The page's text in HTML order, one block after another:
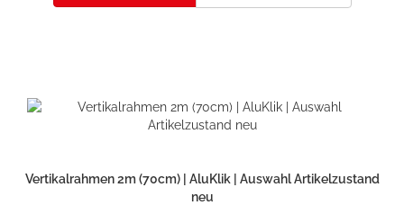
Vertikalrahmen 2m (70cm) | AluKlik | Auswahl Artikelzustand
neu